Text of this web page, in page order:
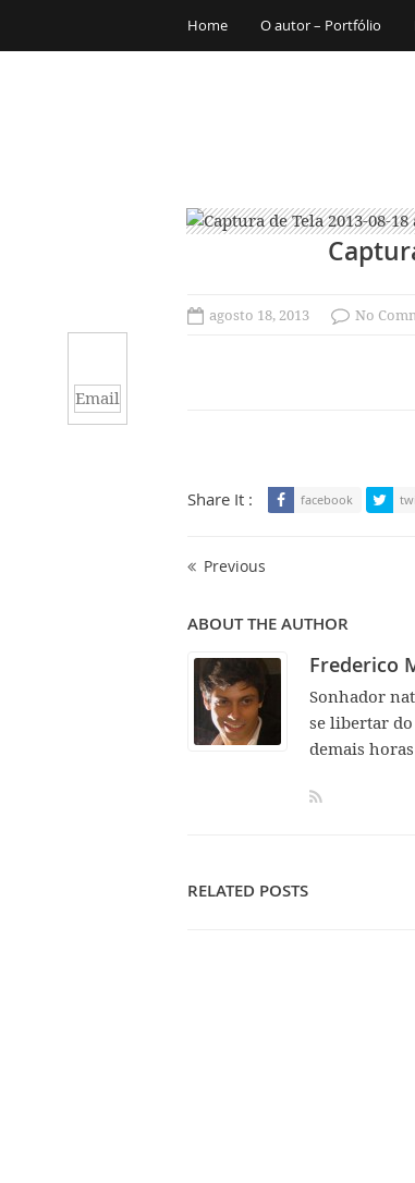
Home O autor – Portfólio
agosto 18, 2013 No
Email
Share It : facebook
Previous
ABOUT THE AUTHOR
Frederico
Sonhador
se libertar
demais
RELATED POSTS